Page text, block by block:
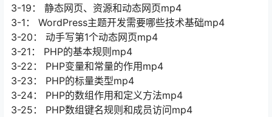
3-19： 静态网页、资源和动态网页mp4
3-1： WordPress主题开发需要哪些技术基础mp4
3-20： 动手写第1个动态网页mp4
3-21： PHP的基本规则mp4
3-22： PHP变量和常量的作用mp4
3-23： PHP的标量类型mp4
3-24： PHP的数组作用和定义方法mp4
3-25： PHP数组键名规则和成员访问mp4